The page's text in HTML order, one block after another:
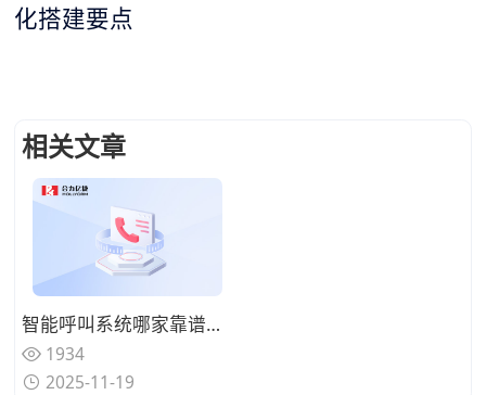
化搭建要点
相关文章
智能呼叫系统哪家靠谱？智能化程度哪家强？实测推荐这3家表现优异的厂商
1934
2025-11-19